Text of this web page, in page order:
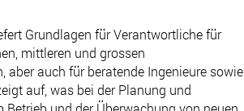
Grundlagen für Verantwortliche für
mittleren und grossen
aber auch für beratende Ingenieure sowie
auf, was bei der Planung und